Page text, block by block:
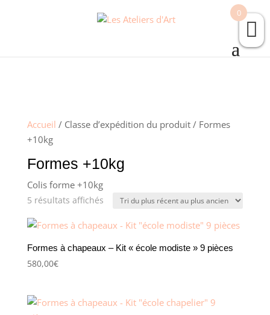
Accueil / Classe d’expédition du produit / Formes
+10kg
Formes +10kg
Colis forme +10kg
5 résultats affichésTrié
plus
récent
Formes à chapeaux – Kit « école modiste » 9 pièces
580,00€
0